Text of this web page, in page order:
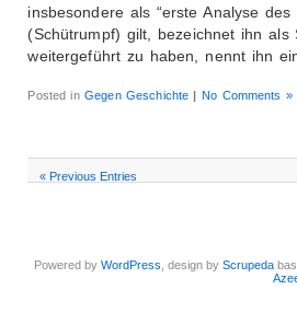
insbesondere als “erste Analyse
(Schütrumpf) gilt, bezeichnet ihn
weitergeführt zu haben, nennt ihn
Posted inGegen Geschichte | No Comments »
« Previous Entries
Powered byWordPress , design byScrupeda